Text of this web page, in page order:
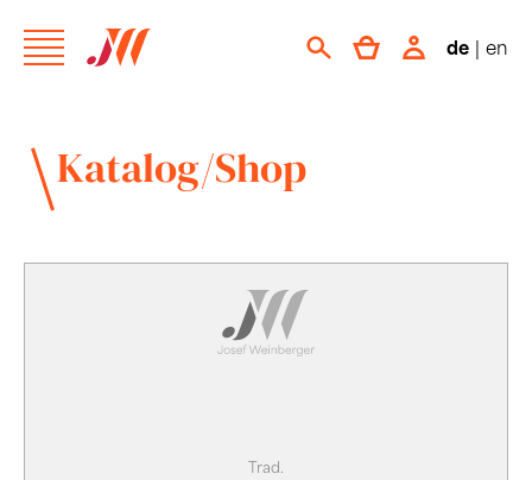
de | en
Katalog/Shop
Trad.